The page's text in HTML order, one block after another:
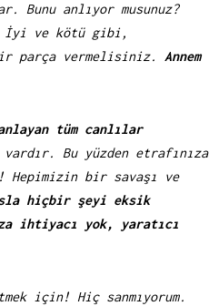
Bunu anlıyor musunuz?
İyi ve kötü gibi,
bir parça vermelisiniz. Annem
tüm canlılar
Bu yüzden etrafınıza
bir savaşı ve
hiçbir şeyi eksik
ihtiyacı yok, yaratıcı
için! Hiç sanmıyorum.